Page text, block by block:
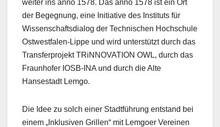
weiter ins anno 1578. Das anno 1578 ist ein Ort
der Begegnung, eine Initiative des Instituts für
Wissenschaftsdialog der Technischen Hochschule
Ostwestfalen-Lippe und wird unterstützt durch das
Transferprojekt TRiNNOVATION OWL, durch das
Fraunhofer IOSB-INA und durch die Alte
Hansestadt Lemgo.
Die Idee zu solch einer Stadtführung entstand bei
einem „Inklusiven Grillen“ mit Lemgoer Vereinen